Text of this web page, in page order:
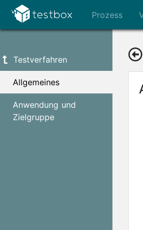
Prozess
Testverfahren
Allgemeines
Anwendung und
Zielgruppe